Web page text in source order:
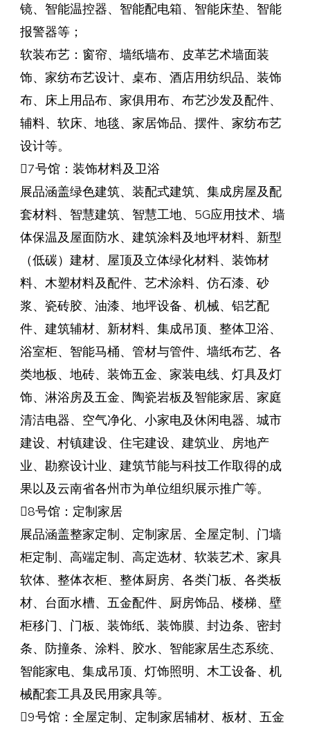
镜、智能温控器、智能配电箱、智能床垫、智能
报警器等；
软装布艺：窗帘、墙纸墙布、皮革艺术墙面装
饰、家纺布艺设计、桌布、酒店用纺织品、装饰
布、床上用品布、家俱用布、布艺沙发及配件、
辅料、软床、地毯、家居饰品、摆件、家纺布艺
设计等。
7号馆：装饰材料及卫浴
展品涵盖绿色建筑、装配式建筑、集成房屋及配
套材料、智慧建筑、智慧工地、5G应用技术、墙
体保温及屋面防水、建筑涂料及地坪材料、新型
（低碳）建材、屋顶及立体绿化材料、装饰材
料、木塑材料及配件、艺术涂料、仿石漆、砂
浆、瓷砖胶、油漆、地坪设备、机械、铝艺配
件、建筑辅材、新材料、集成吊顶、整体卫浴、
浴室柜、智能马桶、管材与管件、墙纸布艺、各
类地板、地砖、装饰五金、家装电线、灯具及灯
饰、淋浴房及五金、陶瓷岩板及智能家居、家庭
清洁电器、空气净化、小家电及休闲电器、城市
建设、村镇建设、住宅建设、建筑业、房地产
业、勘察设计业、建筑节能与科技工作取得的成
果以及云南省各州市为单位组织展示推广等。
8号馆：定制家居
展品涵盖整家定制、定制家居、全屋定制、门墙
柜定制、高端定制、高定选材、软装艺术、家具
软体、整体衣柜、整体厨房、各类门板、各类板
材、台面水槽、五金配件、厨房饰品、楼梯、壁
柜移门、门板、装饰纸、装饰膜、封边条、密封
条、防撞条、涂料、胶水、智能家居生态系统、
智能家电、集成吊顶、灯饰照明、木工设备、机
械配套工具及民用家具等。
9号馆：全屋定制、定制家居辅材、板材、五金